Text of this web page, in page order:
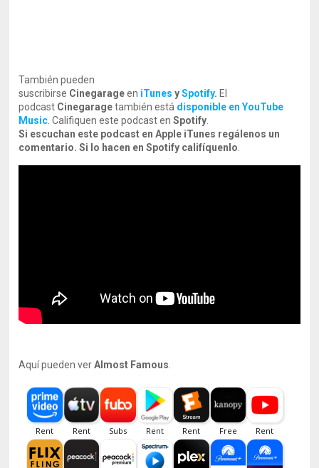
También pueden
suscribirse Cinegarageen iTunes ySpotify. El
podcast Cinegaragetambién está disponible en YouTube
Music . Califiquen este podcast enSpotify
Si escuchan este podcast en Apple iTunes regálenos un
comentario. Si lo hacen en Spotify califíquenlo
Aquí pueden verAlmost Famous